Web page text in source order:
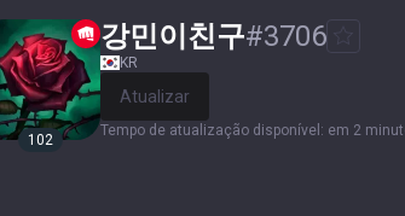
102
강민이친구#3706
KR
Atualizar
Tempo de atualização disponível : em 2